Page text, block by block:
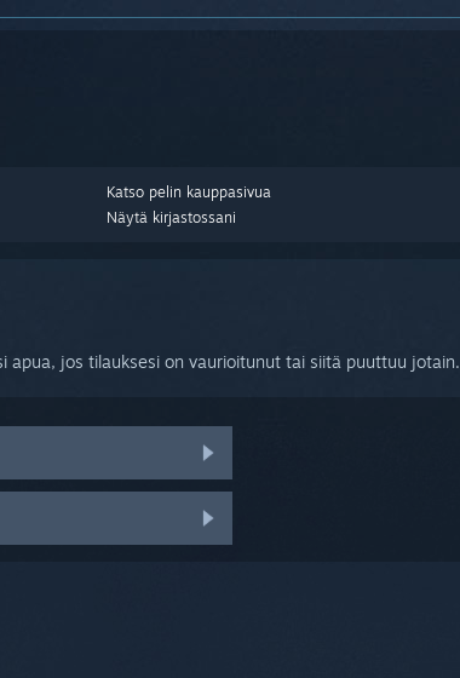
Katso pelin kauppasivua
Näytä kirjastossani
apua, jos tilauksesi on vaurioitunut tai siitä puuttuu jotain.